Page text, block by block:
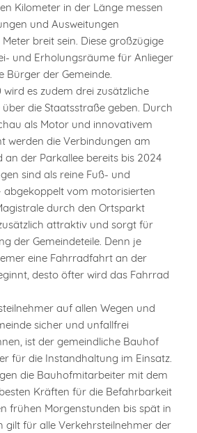
Kilometer in der Länge messen
und Ausweitungen
breit sein. Diese großzügige
und Erholungsräume für Anlieger
Bürger der Gemeinde.
es zudem drei zusätzliche
die Staatsstraße geben. Durch
als Motor und innovativem
werden die Verbindungen am
der Parkallee bereits bis 2024
sind als reine Fuß- und
abgekoppelt vom motorisierten
durch den Ortsparkt
attraktiv und sorgt für
der Gemeindeteile. Denn je
eine Fahrradfahrt an der
desto öfter wird das Fahrrad
auf allen Wegen und
sicher und unfallfrei
ist der gemeindliche Bauhof
für die Instandhaltung im Einsatz.
die Bauhofmitarbeiter mit dem
Kräften für die Befahrbarkeit
frühen Morgenstunden bis spät in
gilt für alle Verkehrsteilnehmer der